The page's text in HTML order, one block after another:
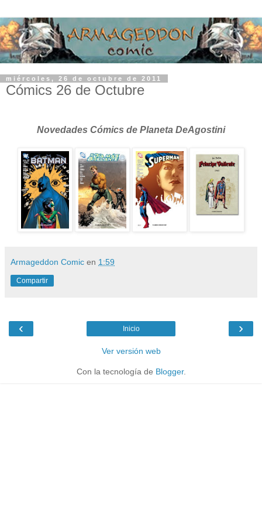
miércoles, 26 de octubre de 2011
Cómics 26 de Octubre
Novedades Cómics de Planeta DeAgostini
Armageddon Comic en 1:59
Compartir
‹ ›
Inicio
Ver versión web
Con la tecnología de Blogger.